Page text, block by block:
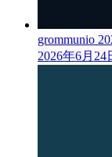
grommunio
2026年6月24